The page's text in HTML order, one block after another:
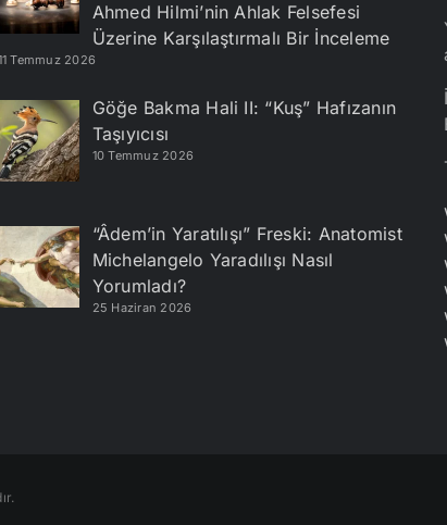
Ahmed Hilmi’nin Ahlak Felsefesi
Üzerine Karşılaştırmalı Bir İnceleme
Temmuz 2026
Göğe Bakma Hali II: “Kuş” Hafızanın
Taşıyıcısı
10 Temmuz 2026
“Âdem’in Yaratılışı” Freski: Anatomist
Michelangelo Yaradılışı Nasıl
Yorumladı?
25 Haziran 2026